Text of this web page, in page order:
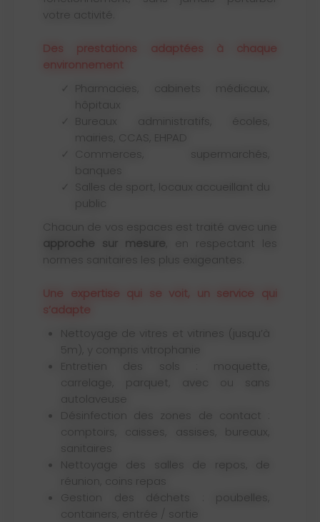
votre activité.
Des prestations adaptées à chaque
environnement
Pharmacies, cabinets médicaux,
hôpitaux
Bureaux administratifs, écoles,
mairies, CCAS, EHPAD
banques
Salles de sport, locaux accueillant du
public
Chacun de vos espaces est traité avec une
approche sur mesure , en respectant les
normes sanitaires les plus exigeantes.
Une expertise qui se voit, un service qui
s’adapte
Nettoyage de vitres et vitrines (jusqu’à
5m), y compris vitrophanie
Entretien des sols : moquette,
carrelage, parquet, avec ou sans
autolaveuse
Désinfection des zones de contact :
comptoirs, caisses, assises, bureaux,
sanitaires
Nettoyage des salles de repos, de
réunion, coins repas
Gestion des déchets : poubelles,
containers, entrée / sortie